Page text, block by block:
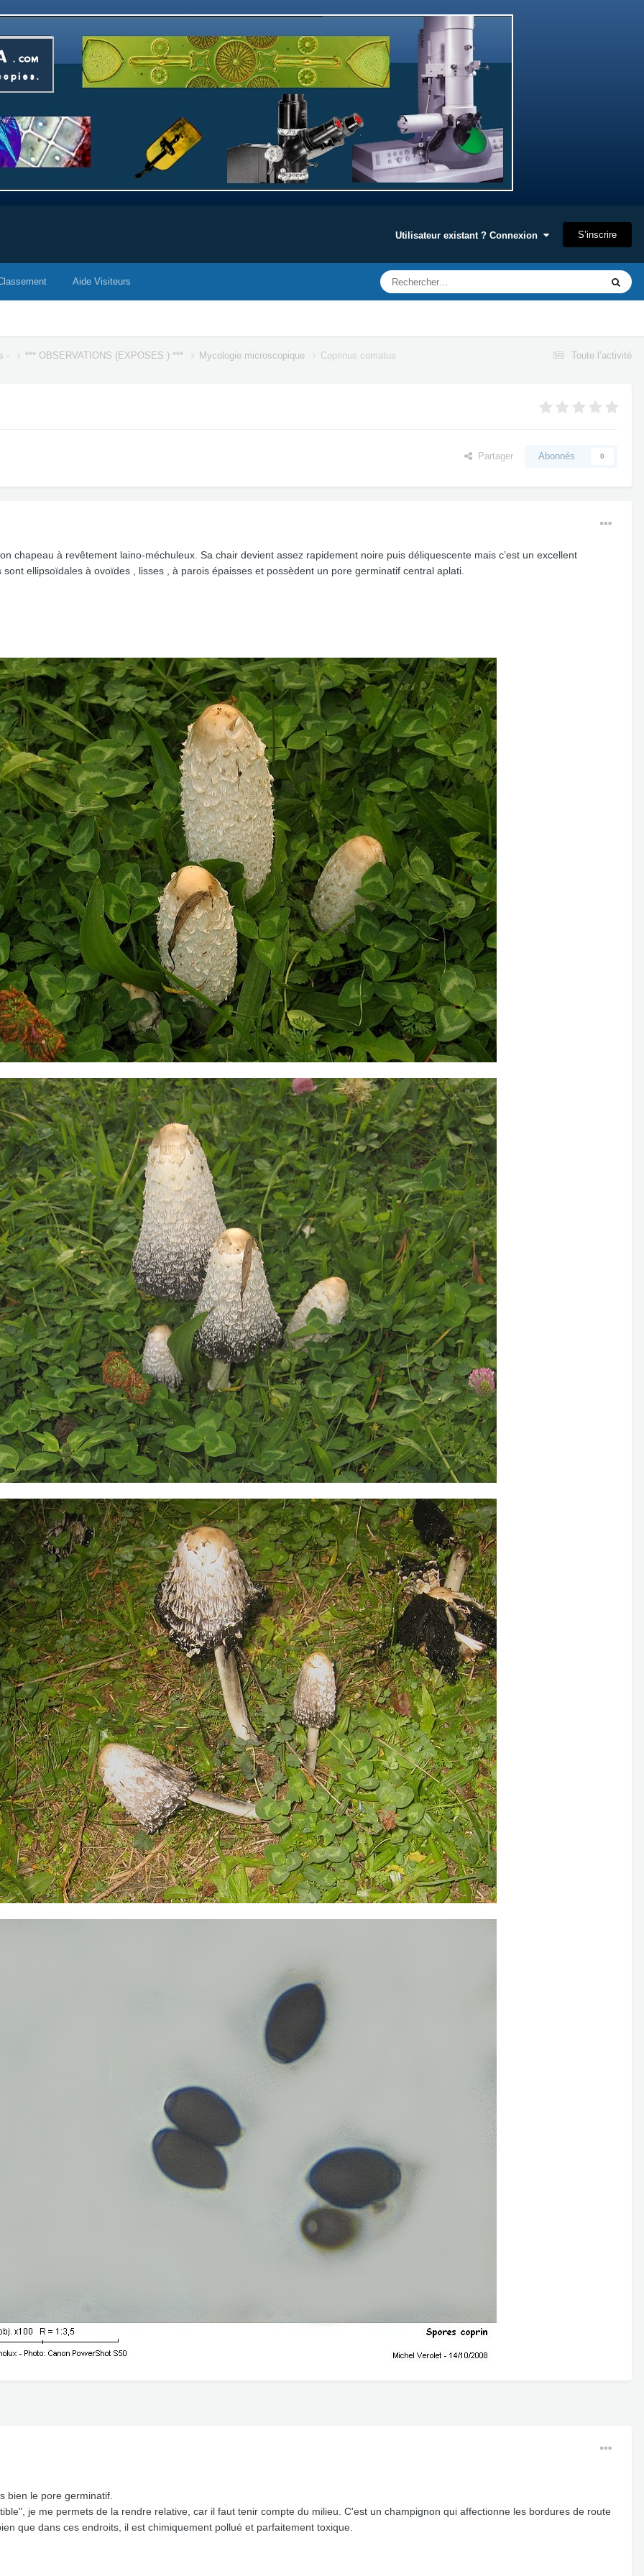
Utilisateur existant ? Connexion S’inscrire
Aide Visiteurs
Toute l’activité
- *** OBSERVATIONS (EXPOSES ) *** Mycologie microscopique Coprinus comatus
Partager Abonnés 0
chapeau à revêtement laino-méchuleux. Sa chair devient assez rapidement noire puis déliquescente mais c’est un excellent
sont ellipsoïdales à ovoïdes , lisses , à parois épaisses et possèdent un pore germinatif central aplati.
bien le pore germinatif.
je me permets de la rendre relative, car il faut tenir compte du milieu. C'est un champignon qui affectionne les bordures de route
que dans ces endroits, il est chimiquement pollué et parfaitement toxique.